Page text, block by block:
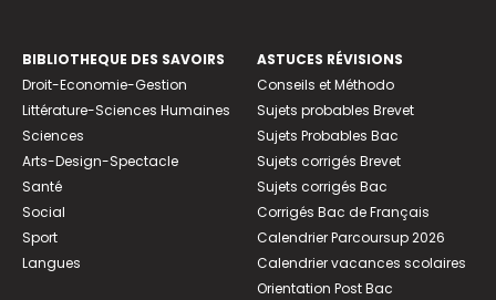
BIBLIOTHEQUE DES SAVOIRS
Droit-Economie-Gestion
Littérature-Sciences Humaines
Sciences
Arts-Design-Spectacle
Santé
Social
Sport
Langues
ASTUCES RÉVISIONS
Conseils et Méthodo
Sujets probables Brevet
Sujets Probables Bac
Sujets corrigés Brevet
Sujets corrigés Bac
Corrigés Bac de Français
Calendrier Parcoursup 2026
Calendrier vacances scolaires
Orientation Post Bac